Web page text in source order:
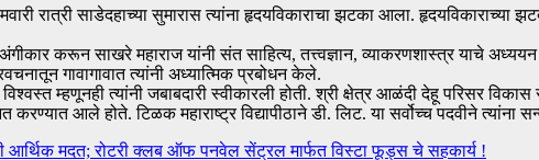
रात्री साडेदहाच्या सुमारास त्यांना हृदयविकाराचा झटका आला.
करून साखरे महाराज यांनी संत साहित्य, तत्त्वज्ञान, व्याकरणशास्त्र याचे अध्ययन
गावागावात त्यांनी अध्यात्मिक प्रबोधन केले.
म्हणूनही त्यांनी जबाबदारी स्वीकारली होती. श्री क्षेत्र आळंदी देहू परिसर
करण्यात आले होते. टिळक महाराष्ट्र विद्यापीठाने डी. लिट. या सर्वोच्च पदवीने त्यांना
आर्थिक मदत; रोटरी क्लब ऑफ पनवेल सेंट्रल मार्फत विस्टा फूड्स चे सहकार्य !